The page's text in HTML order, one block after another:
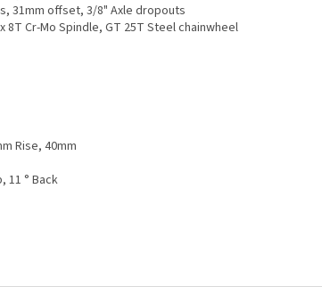
31mm offset, 3/8" Axle dropouts
8T Cr-Mo Spindle, GT 25T Steel chainwheel
Rise, 40mm
11 ° Back